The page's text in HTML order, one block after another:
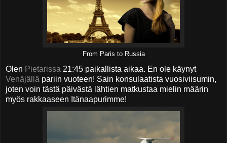
From Paris to Russia
Olen Pietarissa 21:45 paikallista aikaa. En ole käynyt
Venäjällä pariin vuoteen! Sain konsulaatista vuosiviisumin,
joten voin tästä päivästä lähtien matkustaa mielin määrin
myös rakkaaseen Itänaapurimme!